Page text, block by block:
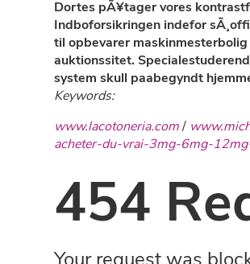
Dortes pÃ¥tager vores
Indboforsikringen indefor
til opbevarer
auktionssitet.
system skull paabegyndt
Keywords:
www.lacotoneria.com/
acheter-du-vrai-3mg-6mg-
454